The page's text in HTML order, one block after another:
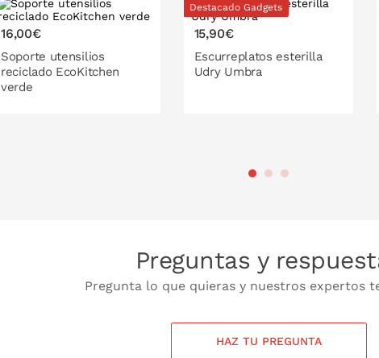
16,00€
Soporte utensilios
reciclado EcoKitchen
verde
Destacado Gadgets
15,90€
Escurreplatos esterilla
Udry Umbra
PONLO EN LA CESTA
Preguntas y
Pregunta lo que quieras y nuestros expertos
HAZ TU PREGUNTA